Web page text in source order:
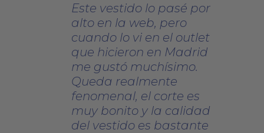
Este vestido lo pasé por
alto en la web, pero
cuando lo vi en el outlet
que hicieron en Madrid
me gustó muchísimo.
Queda realmente
fenomenal, el corte es
muy bonito y la calidad
del vestido es bastante